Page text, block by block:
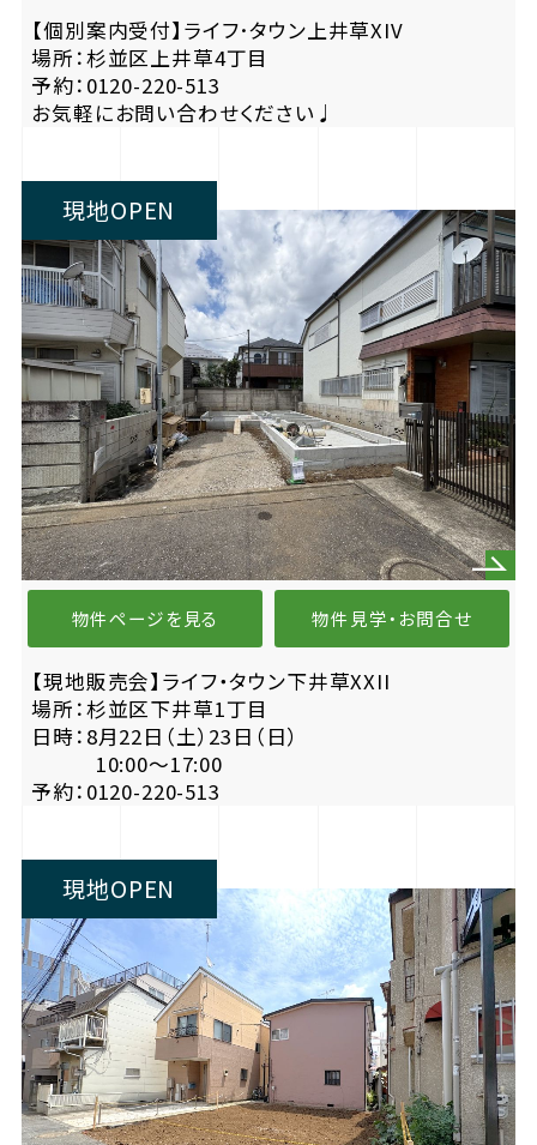
【個別案内受付】ライフ･タウン上井草XIV
場所：杉並区上井草4丁目
予約：0120-220-513
お気軽にお問い合わせください♩
現地OPEN
物件ページを見る 物件見学・お問合せ
【現地販売会】ライフ・タウン下井草XXII
場所：杉並区下井草1丁目
日時：8月22日（土）23日（日）
10:00〜17:00
予約：0120-220-513
現地OPEN